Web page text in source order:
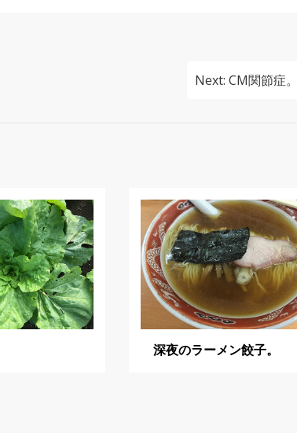
Next: CM関節症。
深夜のラーメン餃子。